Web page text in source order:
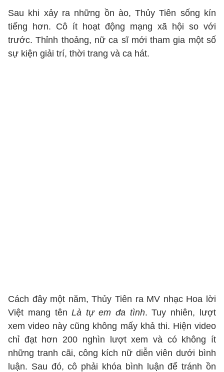
Sau khi xảy ra những ồn ào, Thủy Tiên sống kín
tiếng hơn. Cô ít hoạt động mạng xã hội so với
trước. Thỉnh thoảng, nữ ca sĩ mới tham gia một số
sự kiện giải trí, thời trang và ca hát.
Cách đây một năm, Thủy Tiên ra MV nhạc Hoa lời
Việt mang tênLà tự em đa tình. Tuy nhiên, lượt
xem video này cũng không mấy khả thi. Hiện video
chỉ đạt hơn 200 nghìn lượt xem và có không ít
những tranh cãi, công kích nữ diễn viên dưới bình
luận. Sau đó, cô phải khóa bình luận để tránh ồn